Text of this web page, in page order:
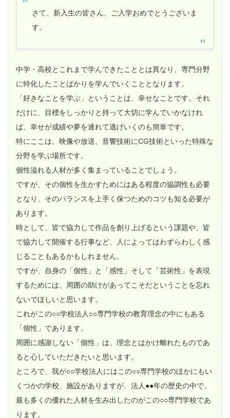
さて、新入生の皆さん、ご入学おめでとうございま
す。
中学・高校とこれまで学んできたこととは異なり、専門分野
に特化したことばかりを学んでいくこととなります。
「好きなことを学ぶ」ということは、幸せなことです。それ
だけに、目標をしっかりと持って大切に学んでいかなけれ
ば、幸せが成績や夢を連れて逃げいくのも簡単です。
特にここは、映像や放送、音響技術にCG技術といった特殊な
分野を学ぶ場所です。
個性溢れる人材が多く集まっていることでしょう。
ですが、その個性を生かすためにはある程度の協調性も必要
となり、そのバランスを上手く保つためのコツも知る必要が
あります。
時として、皆で協力して作品を創り上げるという課題や、皆
で協力して開催する行事など、人によってはわずらわしく感
じることもあるかもしれません。
ですが、自身の「個性」と「感性」そして「芸術性」を表現
するためには、周囲の助けがあってこそだということを忘れ
ないでほしいと思います。
これがこの○○学校法人○○専門学校の教育理念の中にもある
「個性」であります。
周囲に感謝しない「個性」は、理念とはかけ離れたものであ
ると心していただきたいと思います。
ところで、我が○○学校法人にはこの○○専門学校のほかにもい
くつかの学校、施設がありますが、法人●●年の歴史の中で、
最も多くの優れた人材を生み出したのがこの○○専門学校であ
ります。